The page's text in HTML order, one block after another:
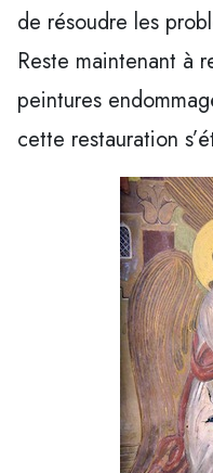
de résoudre les
Reste maintenant à
peintures
cette restauration